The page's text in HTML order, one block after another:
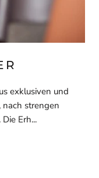
exklusiven und
nach strengen
Erh...